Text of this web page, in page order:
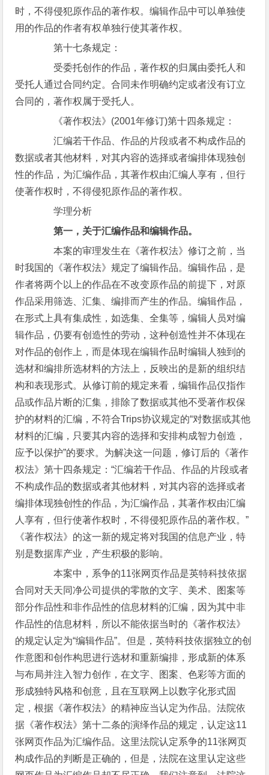
时，不得侵犯原作品的著作权。编辑作品中可以单独使
用的作品的作者有权单独行使其著作权。
第十七条规定：
受委托创作的作品，著作权的归属由委托人和
受托人通过合同约定。合同未作明确约定或者没有订立
合同的，著作权属于受托人。
《著作权法》(2001年修订)第十四条规定：
汇编若干作品、作品的片段或者不构成作品的
数据或者其他材料，对其内容的选择或者编排体现独创
性的作品，为汇编作品，其著作权由汇编人享有，但行
使著作权时，不得侵犯原作品的著作权。
学理分析
第一，关于汇编作品和编辑作品。
本案的审理发生在《著作权法》修订之前，当
时我国的《著作权法》规定了编辑作品。编辑作品，是
作者将两个以上的作品在不改变原作品的前提下，对原
作品采用筛选、汇集、编排而产生的作品。编辑作品，
在形式上具有集成性，如选集、全集等，编辑人员对编
辑作品，仍要有创造性的劳动，这种创造性并不体现在
对作品的创作上，而是体现在编辑作品时编辑人独到的
选材和编排所选材料的方法上，反映出的是新的组织结
构和表现形式。从修订前的规定来看，编辑作品仅指作
品或作品片断的汇集，排除了数据或其他不受著作权保
护的材料的汇编，不符合Trips协议规定的“对数据或其他
材料的汇编，只要其内容的选择和安排构成智力创造，
应予以保护”的要求。为解决这一问题，修订后的《著作
权法》第十四条规定：“汇编若干作品、作品的片段或者
不构成作品的数据或者其他材料，对其内容的选择或者
编排体现独创性的作品，为汇编作品，其著作权由汇编
人享有，但行使著作权时，不得侵犯原作品的著作权。”
《著作权法》的这一新的规定将对我国的信息产业，特
别是数据库产业，产生积极的影响。
本案中，系争的11张网页作品是英特科技依据
合同对天天同净公司提供的零散的文字、美术、图案等
部分作品性和非作品性的信息材料的汇编，因为其中非
作品性的信息材料，所以不能依据当时的《著作权法》
的规定认定为“编辑作品”。但是，英特科技依据独立的创
作意图和创作构思进行选材和重新编排，形成新的体系
与布局并注入智力创作，在文字、图案、色彩等方面的
形成独特风格和创意，且在互联网上以数字化形式固
定，根据《著作权法》的精神应当认定为作品。法院依
据《著作权法》第十二条的演绎作品的规定，认定这11
张网页作品为汇编作品。这里法院认定系争的11张网页
构成作品的判断是正确的，但是，法院在这里认定这些